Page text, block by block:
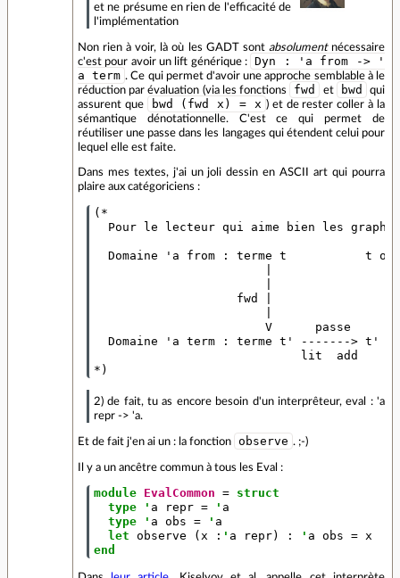
et ne présume en rien de l'efficacité de
l'implémentation
Non rien à voir, là où les GADT sont absolumentnécessaire
c'est pour avoir un lift générique :
Dyn : 'a from -> '
a term . Ce qui permet d'avoir une approche semblable à le
réduction par évaluation (via les fonctions
fwd et bwd
qui
assurent que
bwd (fwd x) = x ) et de rester coller à la
sémantique dénotationnelle. C'est ce qui permet de
réutiliser une passe dans les langages qui étendent celui pour
lequel elle est faite.
Dans mes textes, j'ai un joli dessin en ASCII art qui pourra
plaire aux catégoriciens :
(*
Pour le lecteur qui aime bien les
Domaine 'a from : terme t           t
fwd |
V      passe
Domaine 'a term : terme t' -------> t'
                             lit  add
2) de fait, tu as encore besoin d'un interprêteur, eval : 'a
repr -> 'a.
Et de fait j'en ai un : la fonction observe . ;-)
Il y a un ancêtre commun à tous les Eval :
module EvalCommon =
struct
type
' a repr = ' a
type
' a obs = ' a
let observe ( x : ' a repr) : ' a obs = x
end